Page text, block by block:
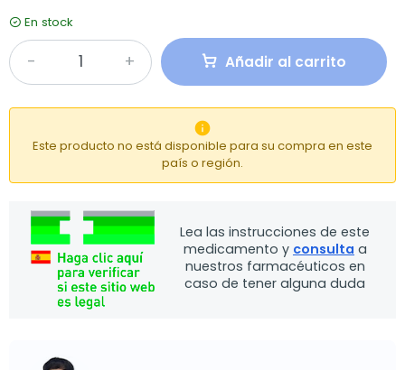
En stock
Añadir al carrito

Este producto no está disponible para su compra en este
país o región.
Lea las instrucciones de este
medicamento y consulta a
nuestros farmacéuticos en
caso de tener alguna duda